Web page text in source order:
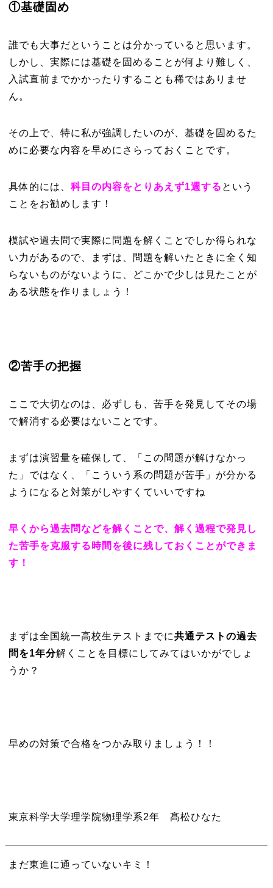
①基礎固め
誰でも大事だということは分かっていると思います。
しかし、実際には基礎を固めることが何より難しく、
入試直前までかかったりすることも稀ではありませ
ん。
その上で、特に私が強調したいのが、基礎を固めるた
めに必要な内容を早めにさらっておくことです。
具体的には、 科目の内容をとりあえず1週する という
ことをお勧めします！
模試や過去問で実際に問題を解くことでしか得られな
い力があるので、まずは、問題を解いたときに全く知
らないものがないように、どこかで少しは見たことが
ある状態を作りましょう！
②苦手の把握
ここで大切なのは、必ずしも、苦手を発見してその場
で解消する必要はないことです。
まずは演習量を確保して、「この問題が解けなかっ
た」ではなく、「こういう系の問題が苦手」が分かる
ようになると対策がしやすくていいですね
早くから過去問などを解くことで、解く過程で発見し
た苦手を克服する時間を後に残しておくことができま
す！
まずは全国統一高校生テストまでに共通テストの過去
問を1年分解くことを目標にしてみてはいかがでしょ
うか？
早めの対策で合格をつかみ取りましょう！！
東京科学大学理学院物理学系2年 髙松ひなた
まだ東進に通っていないキミ！